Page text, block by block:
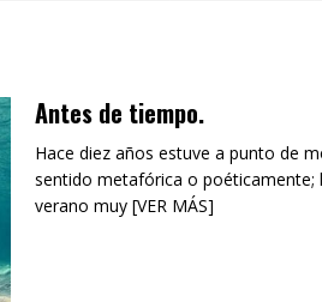
Antes de tiempo.
Hace diez años estuve a punto de
sentido metafórica o poéticamente;
verano muy [VER MÁS]